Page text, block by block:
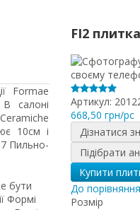
Formae
салоні
10см і
Пильно-
бути
Формі
FI2 плитка
Артикул:
668,50 грн/pc
Дізнатися
Підібрати
Купити
До порівняння
Розмір